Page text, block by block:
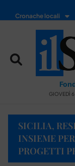
Cronache locali
GIOVEDÌ
SICILIA,
INSIEME
PROGETTI